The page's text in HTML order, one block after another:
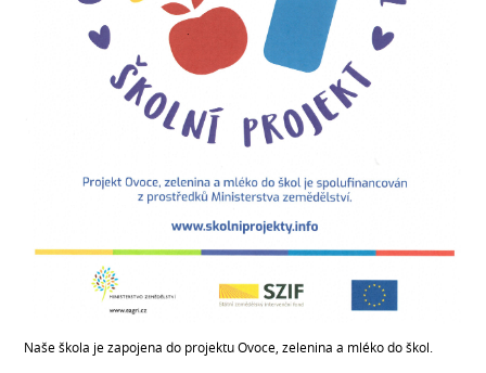
Naše škola je zapojena do projektu Ovoce, zelenina a mléko do škol.